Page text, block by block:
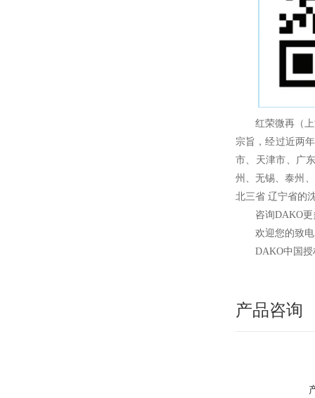
红荣微再（
宗旨，经过近两
市、天津市、广
州、无锡、泰州
北三省 辽宁省的
咨询DAKO
欢迎您的
DAKO中国
产品咨询